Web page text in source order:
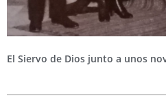
El Siervo de Dios junto a unos